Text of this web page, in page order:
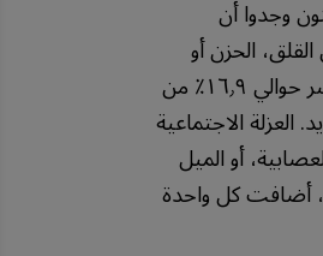
وجدوا أن
الحزن أو
الشعور بالإرهاق — يفسر حوالي ١٦٫٩٪ من
الاجتماعية
أو الميل
أضافت كل واحدة